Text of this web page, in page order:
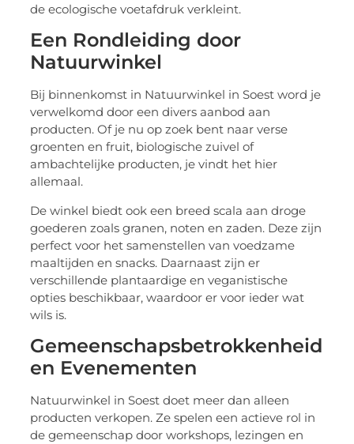
de ecologische voetafdruk verkleint.
Een Rondleiding door
Natuurwinkel
Bij binnenkomst in Natuurwinkel in Soest word je
verwelkomd door een divers aanbod aan
producten. Of je nu op zoek bent naar verse
groenten en fruit, biologische zuivel of
ambachtelijke producten, je vindt het hier
allemaal.
De winkel biedt ook een breed scala aan droge
goederen zoals granen, noten en zaden. Deze zijn
perfect voor het samenstellen van voedzame
maaltijden en snacks. Daarnaast zijn er
verschillende plantaardige en veganistische
opties beschikbaar, waardoor er voor ieder wat
wils is.
Gemeenschapsbetrokkenheid
en Evenementen
Natuurwinkel in Soest doet meer dan alleen
producten verkopen. Ze spelen een actieve rol in
de gemeenschap door workshops, lezingen en